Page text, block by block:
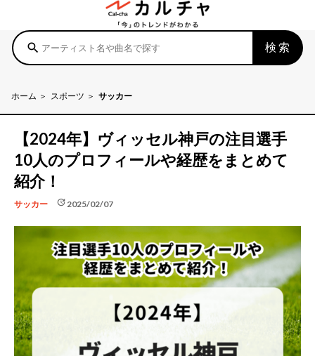
search 検索
ホーム スポーツ サッカー
【2024年】ヴィッセル神戸の注目選手
10人のプロフィールや経歴をまとめて
紹介！
サッカー update 2025/02/07